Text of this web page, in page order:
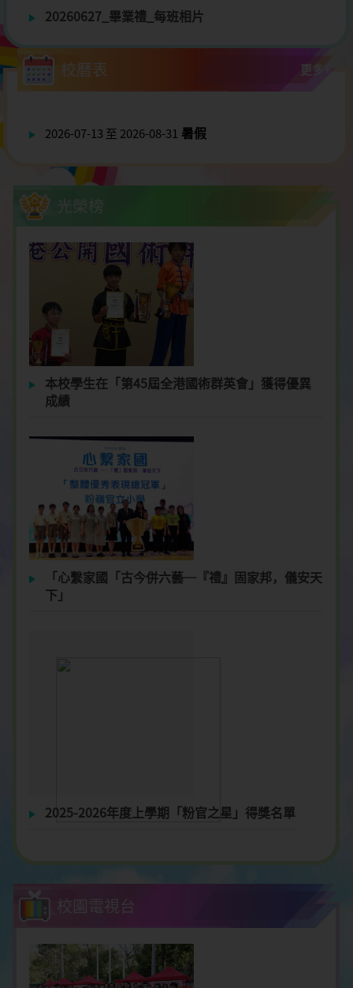
20260627_畢業禮_每班相片
校曆表 更多+
2026-07-13 至 2026-08-31 暑假
光榮榜
本校學生在「第45屆全港國術群英會」獲得優異
成績
「心繫家國「古今併六藝─『禮』固家邦，儀安天
下」
2025-2026年度上學期「粉官之星」得獎名單
校園電視台